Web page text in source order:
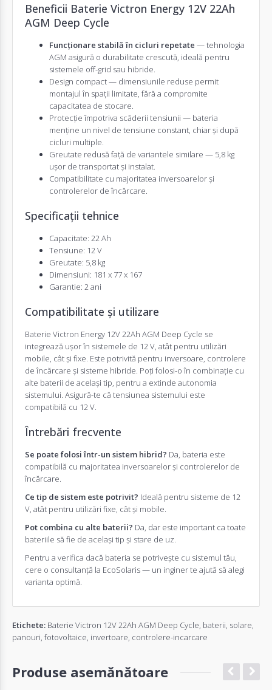
Beneficii Baterie Victron Energy 12V 22Ah
AGM Deep Cycle
Funcționare stabilă în cicluri repetate — tehnologia
AGM asigură o durabilitate crescută, ideală pentru
sistemele off-grid sau hibride.
Design compact — dimensiunile reduse permit
montajul în spații limitate, fără a compromite
capacitatea de stocare.
Protecție împotriva scăderii tensiunii — bateria
menține un nivel de tensiune constant, chiar și după
cicluri multiple.
Greutate redusă față de variantele similare — 5,8 kg
ușor de transportat și instalat.
Compatibilitate cu majoritatea inversoarelor și
controlerelor de încărcare.
Specificații tehnice
Capacitate: 22 Ah
Tensiune: 12 V
Greutate: 5,8 kg
Dimensiuni: 181 x 77 x 167
Garantie: 2 ani
Compatibilitate și utilizare
Baterie Victron Energy 12V 22Ah AGM Deep Cycle se
integrează ușor în sistemele de 12 V, atât pentru utilizări
mobile, cât și fixe. Este potrivită pentru inversoare, controlere
de încărcare și sisteme hibride. Poți folosi-o în combinație cu
alte baterii de același tip, pentru a extinde autonomia
sistemului. Asigură-te că tensiunea sistemului este
compatibilă cu 12 V.
Întrebări frecvente
Se poate folosi într-un sistem hibrid? Da, bateria este
compatibilă cu majoritatea inversoarelor și controlerelor de
încărcare.
Ce tip de sistem este potrivit? Ideală pentru sisteme de 12
V, atât pentru utilizări fixe, cât și mobile.
Pot combina cu alte baterii? Da, dar este important ca toate
bateriile să fie de același tip și stare de uz.
Pentru a verifica dacă bateria se potrivește cu sistemul tău,
cere o consultanță la EcoSolaris — un inginer te ajută să alegi
varianta optimă.
Etichete: Baterie Victron 12V 22Ah AGM Deep Cycle baterii solare
panouri fotovoltaice invertoare controlere-incarcare
Produse asemănătoare